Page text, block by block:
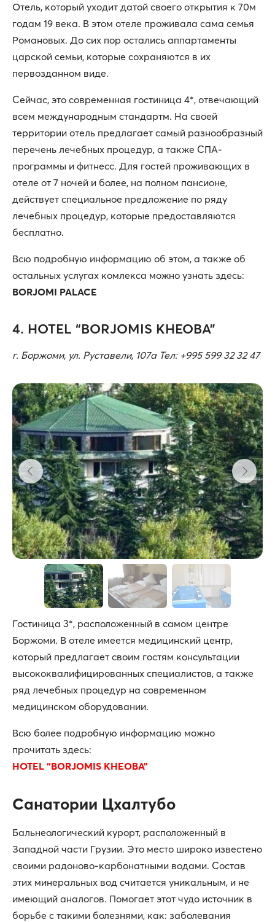
Отель, который уходит датой своего открытия к 70м
годам 19 века. В этом отеле проживала сама семья
Романовых. До сих пор остались аппартаменты
царской семьи, которые сохраняются в их
первозданном виде.
Сейчас, это современная гостиница 4*, отвечающий
всем международным стандартм. На своей
территории отель предлагает самый разнообразный
перечень лечебных процедур, а также СПА-
программы и фитнесс. Для гостей проживающих в
отеле от 7 ночей и более, на полном пансионе,
действует специальное предложение по ряду
лечебных процедур, которые предоставляются
бесплатно.
Всю подробную информацию об этом, а также об
остальных услугах комлекса можно узнать здесь:
BORJOMI PALACE
4. HOTEL “BORJOMIS KHEOBA”
г. Боржоми, ул. Руставели, 107а Тел: +995 599 32 32 47
Гостиница 3*, расположенный в самом центре
Боржоми. В отеле имеется медицинский центр,
который предлагает своим гостям консультации
высококвалифицированных специалистов, а также
ряд лечебных процедур на современном
медицинском оборудовании.
Всю более подробную информацию можно
прочитать здесь:
HOTEL “BORJOMIS KHEOBA”
Санатории Цхалтубо
Бальнеологический курорт, расположенный в
Западной части Грузии. Это место широко известено
своими радоново-карбонатными водами. Состав
этих минеральных вод считается уникальным, и не
имеющий аналогов. Помогает этот чудо источник в
борьбе с такими болезнями, как: заболевания